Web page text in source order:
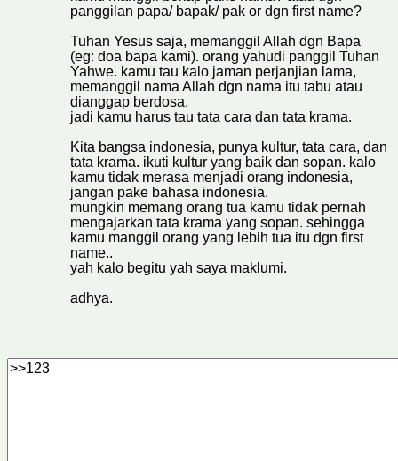
panggilan papa/ bapak/ pak or dgn first name?
Tuhan Yesus saja, memanggil Allah dgn Bapa
(eg: doa bapa kami). orang yahudi panggil Tuhan
Yahwe. kamu tau kalo jaman perjanjian lama,
memanggil nama Allah dgn nama itu tabu atau
dianggap berdosa.
jadi kamu harus tau tata cara dan tata krama.
Kita bangsa indonesia, punya kultur, tata cara, dan
tata krama. ikuti kultur yang baik dan sopan. kalo
kamu tidak merasa menjadi orang indonesia,
jangan pake bahasa indonesia.
mungkin memang orang tua kamu tidak pernah
mengajarkan tata krama yang sopan. sehingga
kamu manggil orang yang lebih tua itu dgn first
name..
yah kalo begitu yah saya maklumi.
adhya.